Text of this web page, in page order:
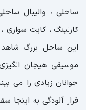
ساحلی ، والیبال
کارتینگ ، کایت
این ساحل بزرگ
موسیقی هیجان
جوانان زیادی را می
فرار آلودگی به اینجا